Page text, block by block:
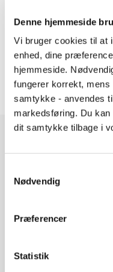
Denne hjemmeside
Vi bruger cookies til at
enhed, dine
hjemmeside.
fungerer korrekt,
samtykke - anvendes
markedsføring. Du
dit samtykke tilbage i
Nødvendig
Præferencer
Statistik
Bliv klar til at
med zTime
medarbejdere at
tidsregistrering.
Få en demo af